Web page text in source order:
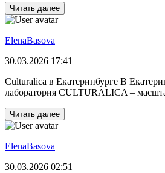
Читать далее
ElenaBasova
30.03.2026 17:41
Culturalica в Екатеринбурге В
лаборатория CULTURALICA –
Читать далее
ElenaBasova
30.03.2026 02:51